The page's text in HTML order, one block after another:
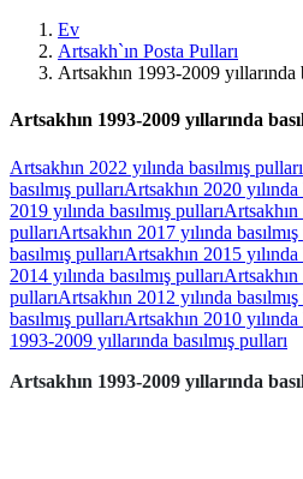
Ev
Artsakh`ın Posta Pulları
Artsakhın 1993-2009 yıllarında
Artsakhın 1993-2009 yıllarında
Artsakhın 2022 yılında basılmış pulları
basılmış pullarıArtsakhın 2020 yılında
2019 yılında basılmış pullarıArtsakhın
pullarıArtsakhın 2017 yılında basılmış
basılmış pullarıArtsakhın 2015 yılında
2014 yılında basılmış pullarıArtsakhın
pullarıArtsakhın 2012 yılında basılmış
basılmış pullarıArtsakhın 2010 yılında
1993-2009 yıllarında basılmış pulları
Artsakhın 1993-2009 yıllarında